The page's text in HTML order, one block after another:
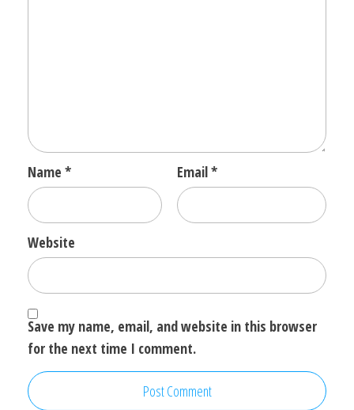
Name * Email*
Website
Save my name, email, and website in this browser
for the next time I comment.